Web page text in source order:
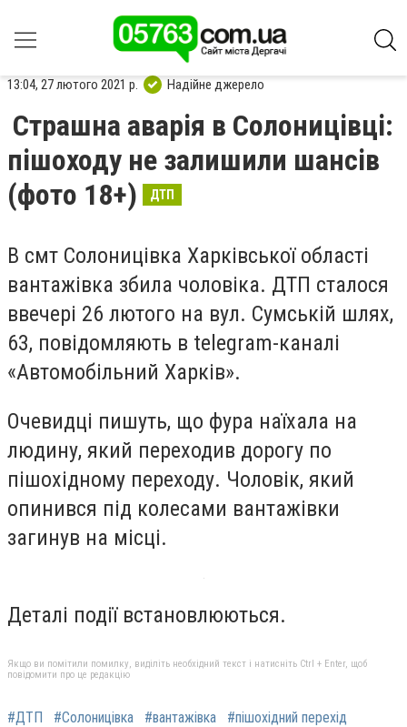
13:04, 27 лютого 2021 р. Надійне джерело
Страшна аварія в Солоницівці:
пішоходу не залишили шансів
(фото 18+)
ДТП
В смт Солоницівка Харківської області
вантажівка збила чоловіка. ДТП сталося
ввечері 26 лютого на вул. Сумській шлях,
63, повідомляють в telegram-каналі
«Автомобільний Харків».
Очевидці пишуть, що фура наїхала на
людину, який переходив дорогу по
пішохідному переходу. Чоловік, який
опинився під колесами вантажівки
загинув на місці.
Деталі події встановлюються.
Якщо ви помітили помилку, виділіть необхідний текст і натисніть Ctrl + Enter, щоб
повідомити про це редакцію
#ДТП #Солоницівка #вантажівка #пішохідний перехід